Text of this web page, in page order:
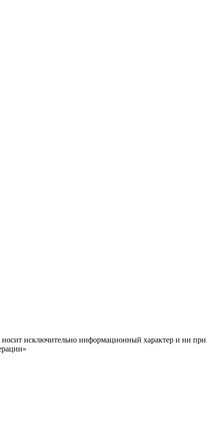
исключительно информационный характер и ни при